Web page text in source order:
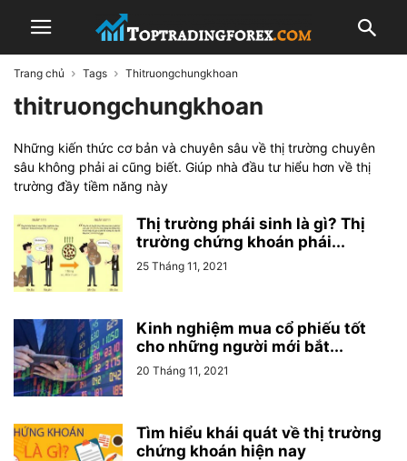
Trang chủ Tags Thitruongchungkhoan
thitruongchungkhoan
Những kiến thức cơ bản và chuyên sâu về thị trường chuyên
sâu không phải ai cũng biết. Giúp nhà đầu tư hiểu hơn về thị
trường đầy tiềm năng này
Thị trường phái sinh là gì? Thị
trường chứng khoán phái...
25 Tháng 11, 2021
Kinh nghiệm mua cổ phiếu tốt
cho những người mới bắt...
20 Tháng 11, 2021
Tìm hiểu khái quát về thị trường
chứng khoán hiện nay